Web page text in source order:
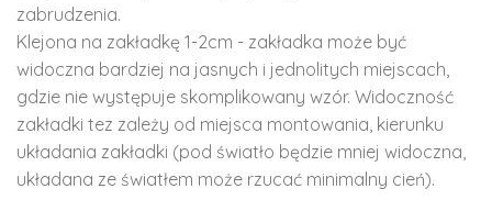
zabrudzenia.
Klejona na zakładkę 1-2cm - zakładka może być
widoczna bardziej na jasnych i jednolitych miejscach,
gdzie nie występuje skomplikowany wzór. Widoczność
zakładki tez zależy od miejsca montowania, kierunku
układania zakładki (pod światło będzie mniej widoczna,
układana ze światłem może rzucać minimalny cień).